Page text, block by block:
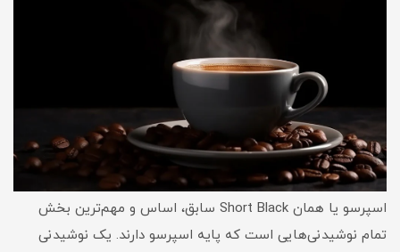
اسپرسو یا همان Short Black سابق، اساس و مهم‌ترین بخش
تمام نوشیدنی‌هایی است که پایه اسپرسو دارند. یک نوشیدنی